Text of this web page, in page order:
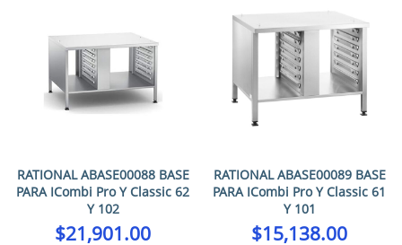
RATIONAL ABASE00088 BASE
PARA ICombi Pro Y Classic 62
Y 102
$21,901.00
RATIONAL ABASE00089 BASE
PARA ICombi Pro Y Classic 61
Y 101
$15,138.00